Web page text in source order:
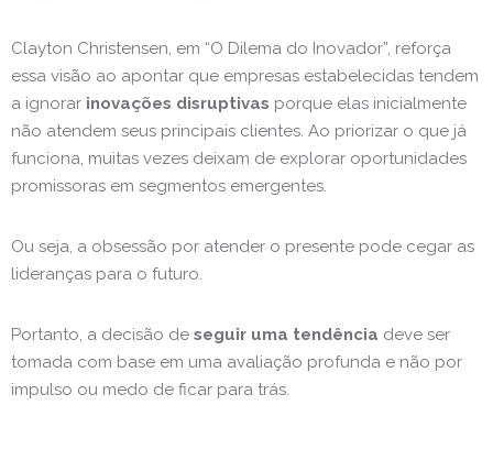
Clayton Christensen, em “O Dilema do Inovador”, reforça
essa visão ao apontar que empresas estabelecidas tendem
a ignorar inovações disruptivas porque elas inicialmente
não atendem seus principais clientes. Ao priorizar o que já
funciona, muitas vezes deixam de explorar oportunidades
promissoras em segmentos emergentes.
Ou seja, a obsessão por atender o presente pode cegar as
lideranças para o futuro.
Portanto, a decisão de seguir uma tendência deve ser
tomada com base em uma avaliação profunda e não por
impulso ou medo de ficar para trás.